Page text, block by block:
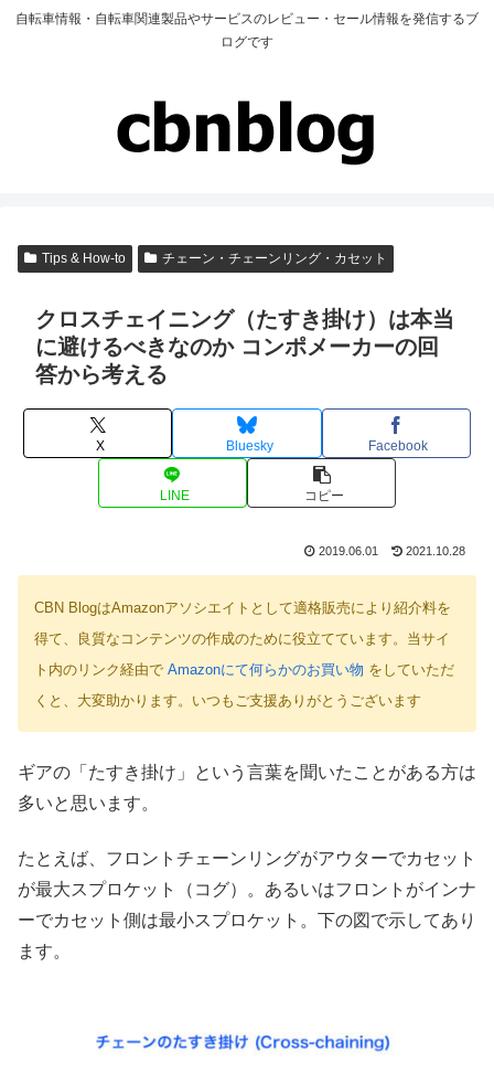
自転車情報・自転車関連製品やサービスのレビュー・セール情報を発信するブ
ログです
Tips & How-to チェーン・チェーンリング・カセット
クロスチェイニング（たすき掛け）は本当
に避けるべきなのか コンポメーカーの回
答から考える
X Bluesky Facebook
LINE コピー
2019.06.01 2021.10.28
CBN BlogはAmazonアソシエイトとして適格販売により紹介料を
得て、良質なコンテンツの作成のために役立てています。当サイ
ト内のリンク経由で Amazonにて何らかのお買い物 をしていただ
くと、大変助かります。いつもご支援ありがとうございます
ギアの「たすき掛け」という言葉を聞いたことがある方は
多いと思います。
たとえば、フロントチェーンリングがアウターでカセット
が最大スプロケット（コグ）。あるいはフロントがインナ
ーでカセット側は最小スプロケット。下の図で示してあり
ます。